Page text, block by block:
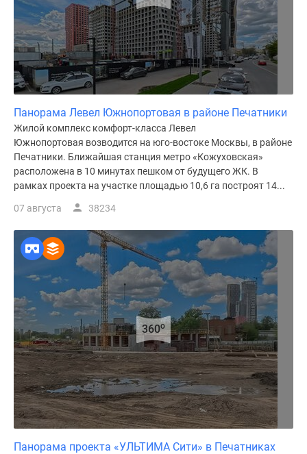
Панорама Левел Южнопортовая в районе Печатники
Жилой комплекс комфорт-класса Левел
Южнопортовая возводится на юго-востоке Москвы, в районе
Печатники. Ближайшая станция метро «Кожуховская»
расположена в 10 минутах пешком от будущего ЖК. В
рамках проекта на участке площадью 10,6 га построят 14...
07 августа 38234
360o
Панорама проекта «УЛЬТИМА Сити» в Печатниках